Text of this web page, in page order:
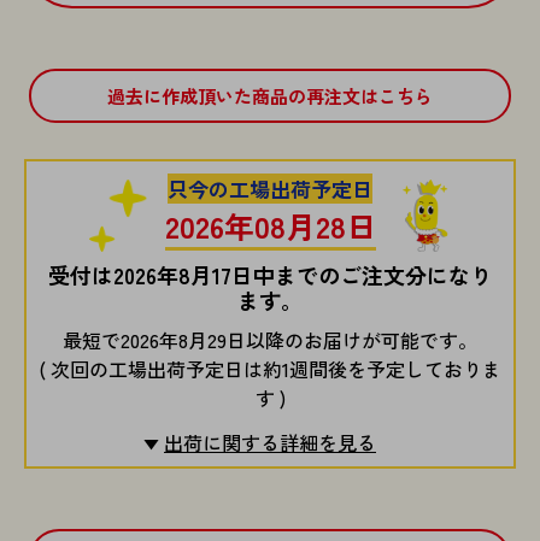
過去に作成頂いた商品の再注文はこちら
只今の工場出荷予定日
2026年08月28日
受付は2026年8月17日中までのご注文分になり
ます。
最短で2026年8月29日以降のお届けが可能です。
( 次回の工場出荷予定日は約1週間後を予定しておりま
す )
出荷に関する詳細を見る